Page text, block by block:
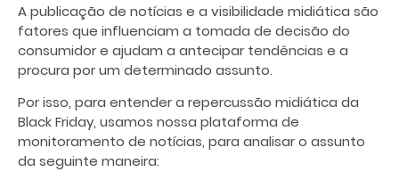
A publicação de notícias e a visibilidade midiática são
fatores que influenciam a tomada de decisão do
consumidor e ajudam a antecipar tendências e a
procura por um determinado assunto.
Por isso, para entender a repercussão midiática da
Black Friday, usamos nossa plataforma de
monitoramento de notícias, para analisar o assunto
da seguinte maneira: